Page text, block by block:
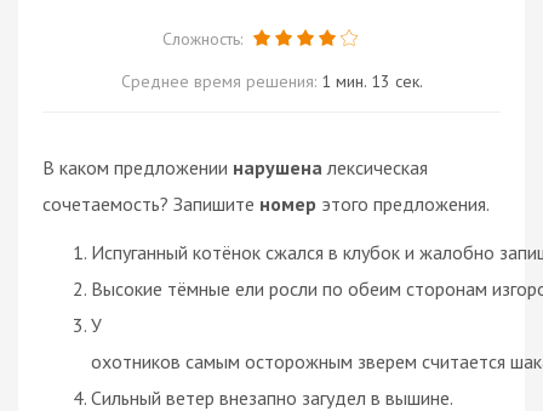
Сложность:
Среднее время решения: 1 мин. 13 сек.
В каком предложении нарушена лексическая
сочетаемость? Запишите номер этого предложения.
Испуганный котёнок сжался в клубок и жалобно
Высокие тёмные ели росли по обеим сторонам
У
охотников самым осторожным зверем считается
Сильный ветер внезапно загудел в вышине.